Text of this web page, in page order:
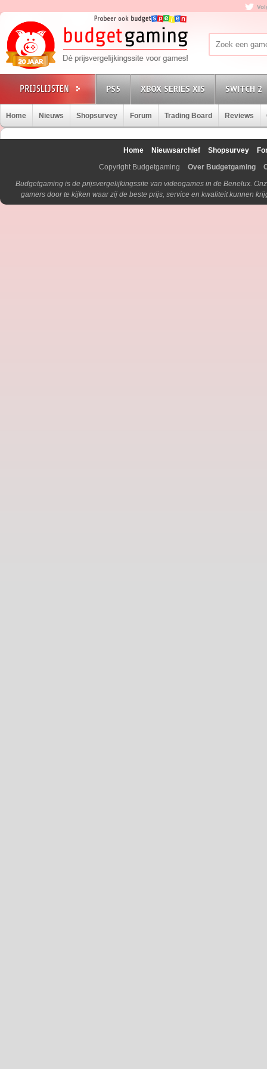
PS5 XBOX SERIES X|S SWITCH 2
Home Nieuws Shopsurvey Forum Trading Board Reviews
Home Nieuwsarchief Shopsurvey
Copyright Budgetgaming
Over Budgetgaming
Budgetgaming is de prijsvergelijkingssite van videogames in de Benelux.
gamers door te kijken waar zij de beste prijs, service en kwaliteit kunnen